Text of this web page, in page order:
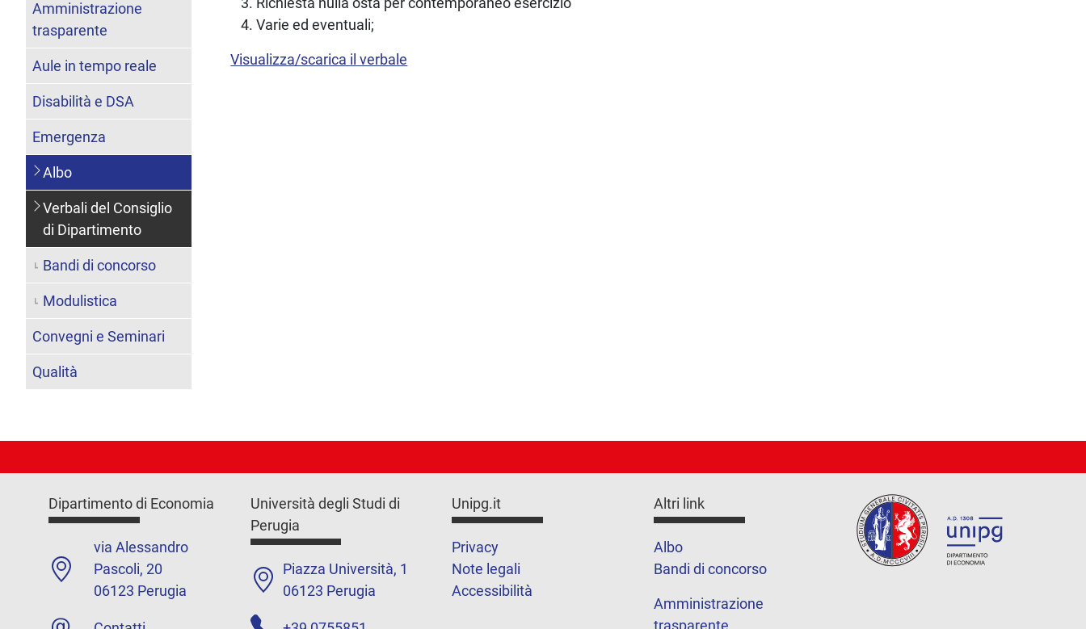
Varie ed eventuali;
Visualizza/scarica il verbale
Amministrazione
trasparente
Aule in tempo reale
Disabilità e DSA
Emergenza
Albo
Verbali del Consiglio
di Dipartimento
Bandi di concorso
Modulistica
Convegni e Seminari
Qualità
Dipartimento di Economia
via Alessandro
Pascoli, 20
06123 Perugia
Università degli Studi di
Perugia
Piazza Università, 1
06123 Perugia
Unipg.it
Privacy
Note legali
Accessibilità
Altri link
Albo
Bandi di concorso
Amministrazione
trasparente